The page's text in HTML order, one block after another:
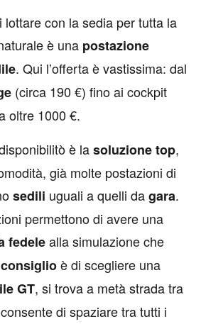
lottare con la sedia per tutta la
è una postazione
. Qui l’offerta è vastissima: dal
(circa 190 €) fino ai cockpit
oltre 1000 €.
è lasoluzione top,
già molte postazioni di
sedili uguali a quelli dagara.
permettono di avere una
fedelealla simulazione che
è di scegliere una
GT, si trova a metà strada tra
di spaziare tra tutti i